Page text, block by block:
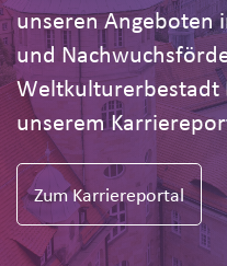
unseren Angeboten
und
Weltkulturerbestadt
unserem
Zum Karriereportal